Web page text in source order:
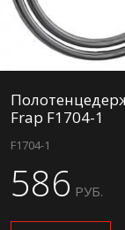
Frap F1704-1
F1704-1
586 РУБ.